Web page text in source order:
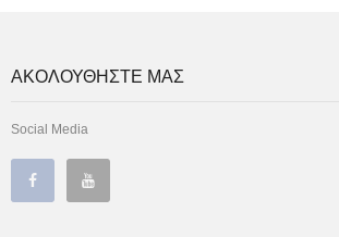
ΑΚΟΛΟΥΘΗΣΤΕ ΜΑΣ
Social Media